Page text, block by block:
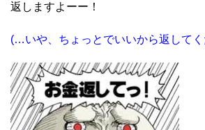
返しますよーー！
(…いや、ちょっとでいいから返してく